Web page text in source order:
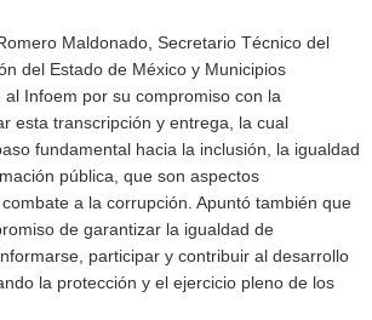
Maldonado, Secretario Técnico del
del Estado de México y Municipios
al Infoem por su compromiso con la
esta transcripción y entrega, la cual
fundamental hacia la inclusión, la igualdad
pública, que son aspectos
a la corrupción. Apuntó también que
de garantizar la igualdad de
participar y contribuir al desarrollo
la protección y el ejercicio pleno de los